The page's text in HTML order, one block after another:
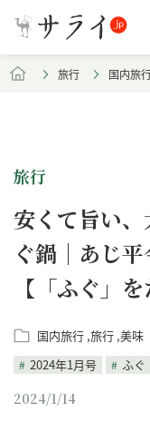
旅行 国内旅
旅行
安くて旨い
ぐ鍋｜あじ平
【「ふぐ」
国内旅行 旅行 美味
2024年1月号
ふぐ
2024/1/14